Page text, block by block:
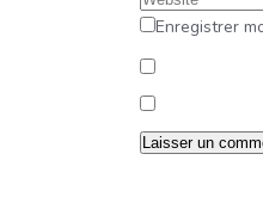
Enregistrer